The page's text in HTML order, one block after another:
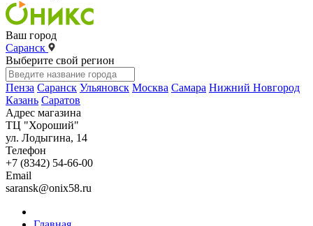
Ваш город
Саранск
Выберите свой регион
Пенза Саранск Ульяновск Москва Самара Нижний Новгород
Казань Саратов
Адрес магазина
ТЦ "Хороший"
ул. Лодыгина, 14
Телефон
+7 (8342) 54-66-00
Email
saransk@onix58.ru